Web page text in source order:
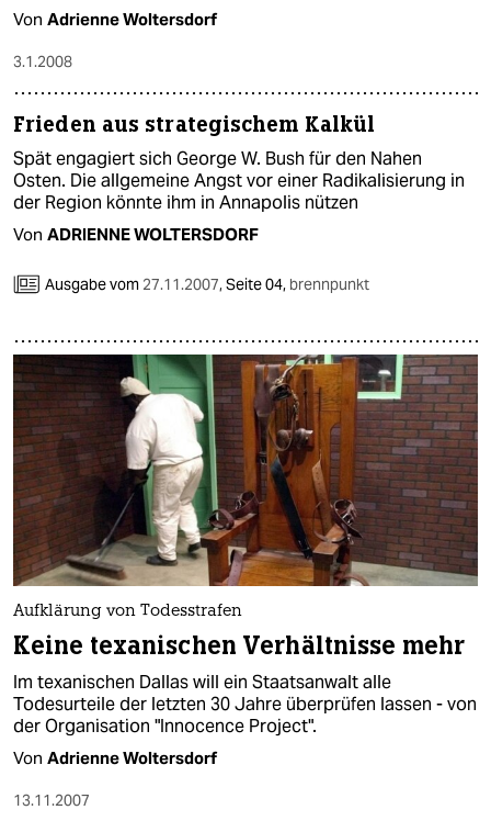
Von Adrienne Woltersdorf
3.1.2008
Frieden aus strategischem Kalkül
Spät engagiert sich George W. Bush für den Nahen
Osten. Die allgemeine Angst vor einer Radikalisierung in
der Region könnte ihm in Annapolis nützen
Von ADRIENNE WOLTERSDORF
Ausgabe vom 27.11.2007,Seite 04, brennpunkt
Aufklärung von Todesstrafen
Keine texanischen Verhältnisse mehr
Im texanischen Dallas will ein Staatsanwalt alle
Todesurteile der letzten 30 Jahre überprüfen lassen - von
der Organisation "Innocence Project".
Von Adrienne Woltersdorf
13.11.2007